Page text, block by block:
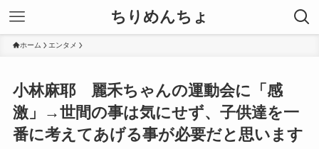
ちりめんちょ
ホーム エンタメ
小林麻耶 麗禾ちゃんの運動会に「感
激」→世間の事は気にせず、子供達を一
番に考えてあげる事が必要だと思います